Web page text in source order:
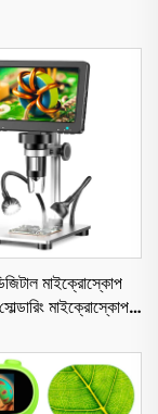
মাইক্রোস্কোপ
মাইক্রোস্কোপ
মেরামত